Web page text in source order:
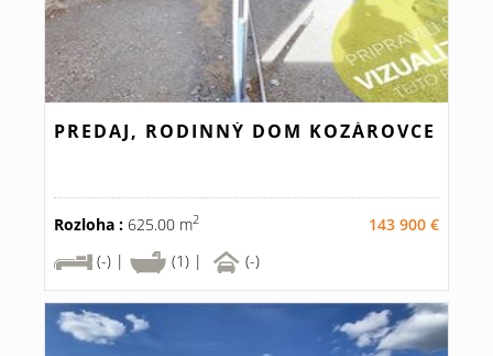
PREDAJ, RODINNÝ DOM KOZÁROVCE
Rozloha : 625.00 m2
143 900 €
(-) |
(1) | (-)